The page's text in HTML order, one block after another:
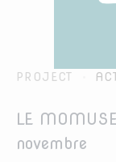
PROJECT
LE
novembre